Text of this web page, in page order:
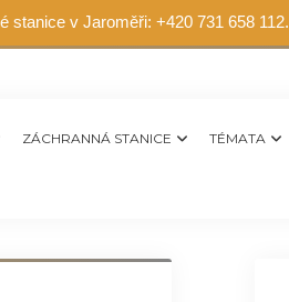
stanice v Jaroměři: +420 731 658 112.
ZÁCHRANNÁ STANICE TÉMATA